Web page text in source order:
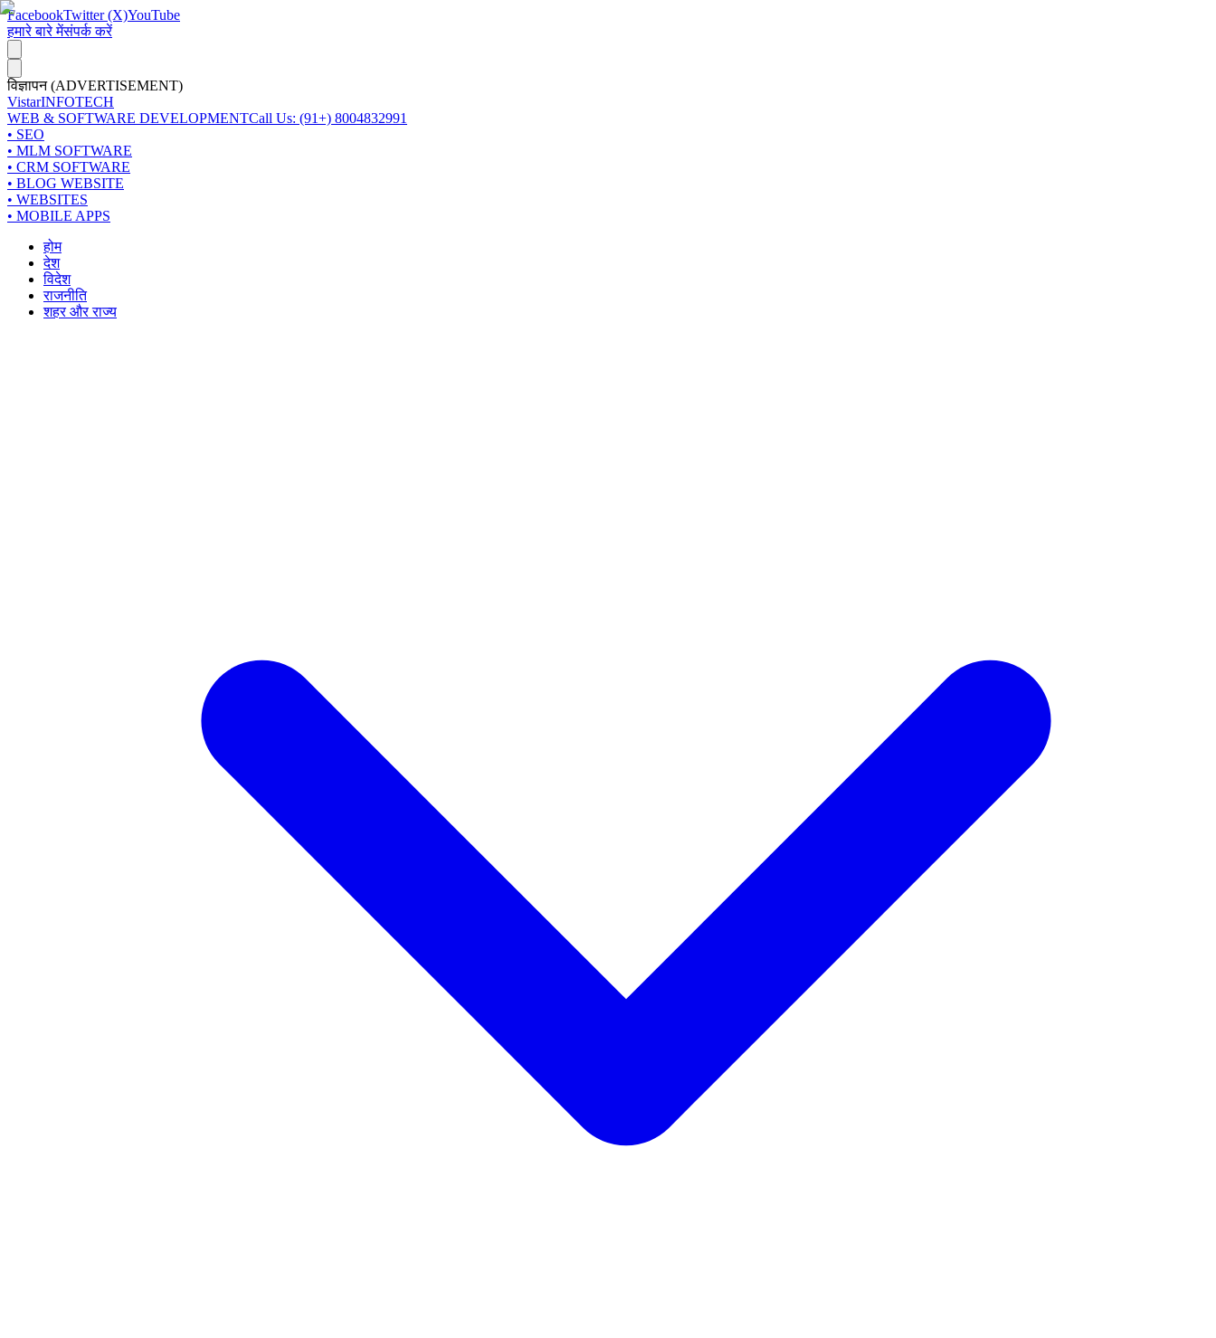
FacebookTwitter (X)YouTube
हमारे बारे मेंसंपर्क करें
विज्ञापन (ADVERTISEMENT)
VistarINFOTECH
WEB & SOFTWARE DEVELOPMENTCall Us: (91+) 8004832991
• SEO
• MLM SOFTWARE
• CRM SOFTWARE
• BLOG WEBSITE
• WEBSITES
• MOBILE APPS
होम
देश
विदेश
राजनीति
शहर और राज्य